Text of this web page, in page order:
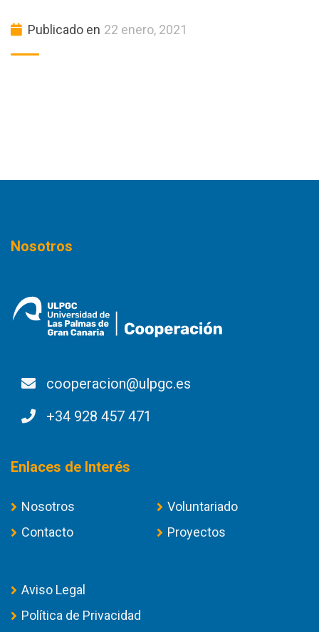
Publicado en 22 enero, 2021
Nosotros
cooperacion@ulpgc.es
+34 928 457 471
Enlaces de Interés
Nosotros
Voluntariado
Contacto
Proyectos
Aviso Legal
Política de Privacidad